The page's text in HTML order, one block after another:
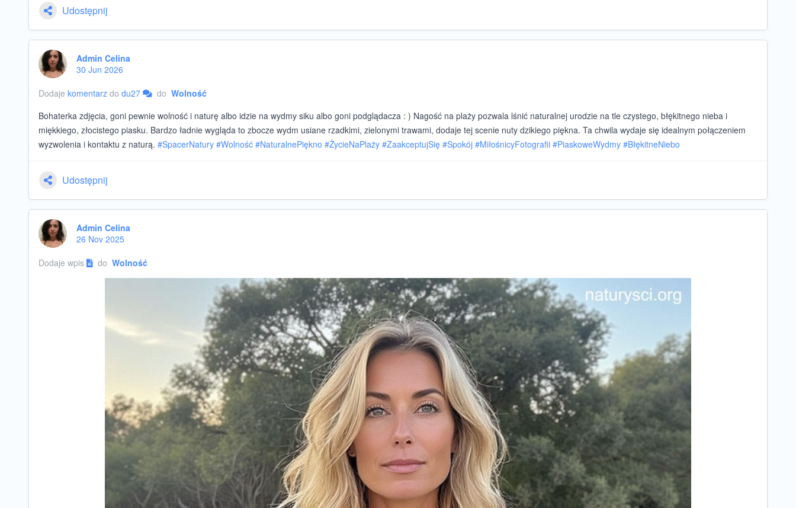
Udostępnij
Admin Celina
30 Jun 2026
Dodaje komentarz do du27 do Wolność
Bohaterka zdjęcia, goni pewnie wolność i naturę albo idzie na wydmy siku albo goni podglądacza : ) Nagość na plaży pozwala lśnić naturalnej urodzie na tle czystego, błękitnego nieba i
miękkiego, złocistego piasku. Bardzo ładnie wygląda to zbocze wydm usiane rzadkimi, zielonymi trawami, dodaje tej scenie nuty dzikiego piękna. Ta chwila wydaje się idealnym połączeniem
wyzwolenia i kontaktu z naturą. #SpacerNatury #Wolność #NaturalnePiękno #ŻycieNaPlaży #ZaakceptujSię #Spokój #MiłośnicyFotografii #PiaskoweWydmy #BłękitneNiebo
Udostępnij
Admin Celina
26 Nov 2025
Dodaje wpis
do Wolność